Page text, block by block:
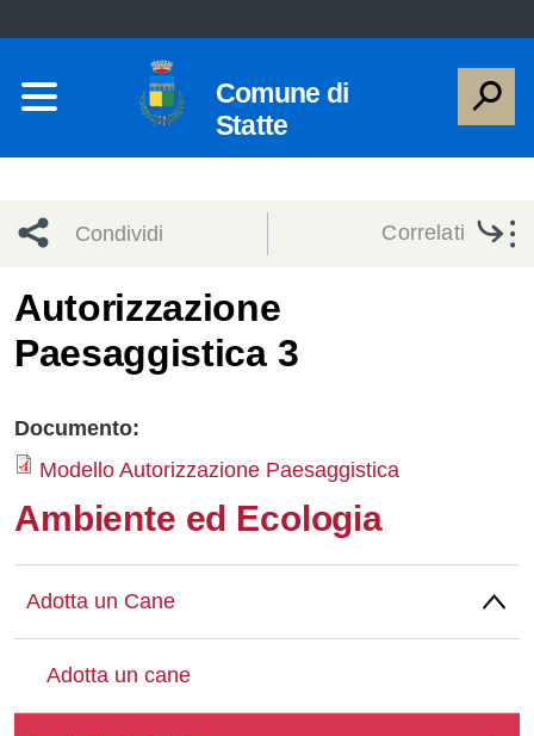
Comune di
Statte
Condividi
sui social
Condividi
Condividi
su
Condividi
Twitter
su
Facebook
Condividi
su
Whatsapp
Correlati
Autorizzazione
Paesaggistica 3
Documento:
Modello Autorizzazione Paesaggistica
Ambiente ed Ecologia
Adotta un Cane
Adotta un cane